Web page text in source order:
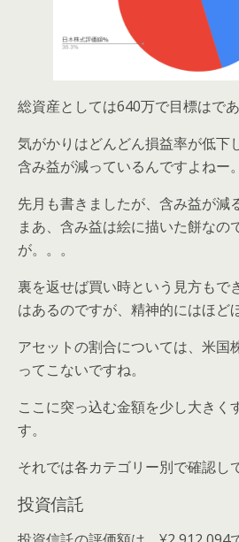
総資産としては640万で目標はであ
気がかりはどんどん損益率が低下
含み益が減っているんですよねー。
先月も書きましたが、含み益が減
まあ、含み益は絵に描いた餅なの
が。。。
裏を返せば買い時という見方もで
はあるのですが、精神的にはほど
アセットの割合については、米国
ってこないですね。
ここに突っ込む金額を少し大きく
す。
それでは各カテゴリー別で確認し
投資信託